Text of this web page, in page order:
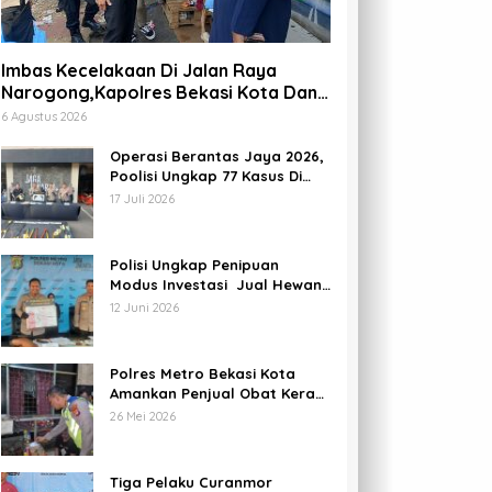
Pariwisata
Festival Kuliner Ngabuburit
Ramadan Hadir Kembali Di
Bekasi
2023
Kecelakaan Di Jalan
Narogong,Kapolres
Kota Dan Para PJU
TPST Bantargebang
Ruang Bagi
Perusahaan,Status Kerja :
Imbas Kecelakaan Di Jalan Raya
Narogong,Kapolres Bekasi Kota Dan
Para PJU Tinjau TPST Bantargebang
6 Agustus 2026
Operasi Berantas Jaya 2026,
Poolisi Ungkap 77 Kasus Di
Kota Bekasi Dan Amankan 69
17 Juli 2026
Polisi Ungkap Penipuan
Modus Investasi Jual Hewan
Kurban Di Bekasi, Kerugian
12 Juni 2026
Polres Metro Bekasi Kota
Amankan Penjual Obat Keras
Daftar G Di Kota Bekasi
26 Mei 2026
Tiga Pelaku Curanmor